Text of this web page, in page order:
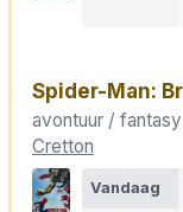
Spider-Man:
avontuur /
Cretton
Vandaag